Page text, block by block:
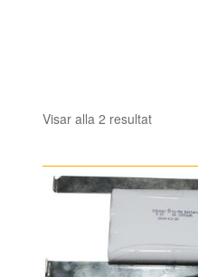
Visar alla 2 resultatSortera